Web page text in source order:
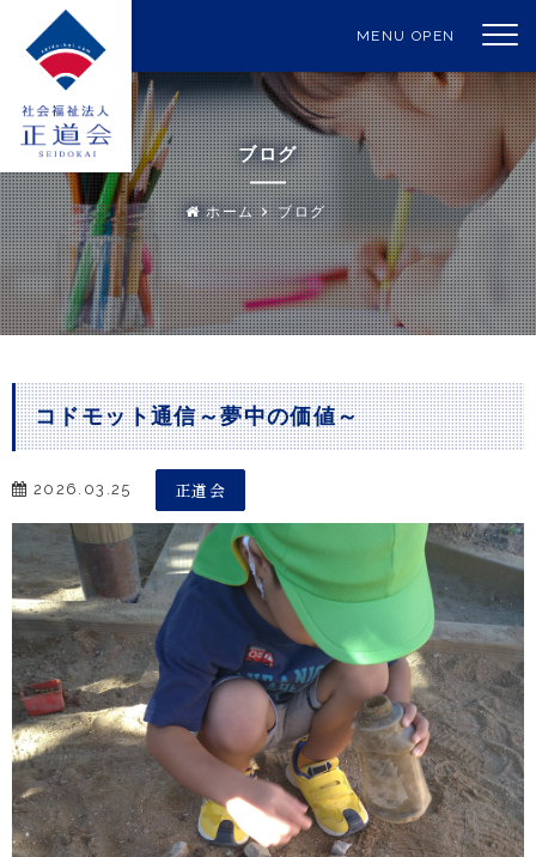
MENU OPEN
ブログ
ホーム ブログ
コドモット通信～夢中の価値～
2026.03.25 正道会